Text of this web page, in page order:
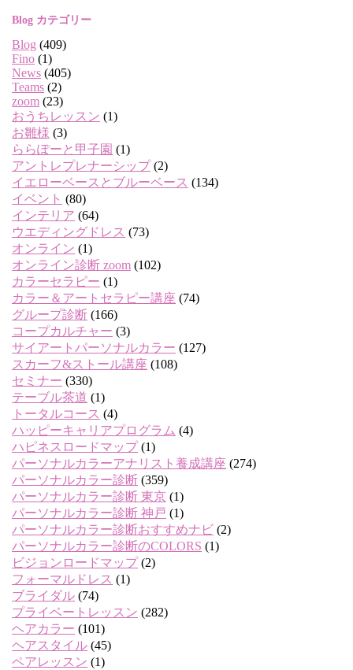
Blog カテゴリー
Blog (409)
Fino (1)
News (405)
Teams (2)
zoom (23)
おうちレッスン (1)
お雛様 (3)
ららぽーと甲子園 (1)
アントレプレナーシップ(2)
イエローベースとブルーベース (134)
イベント (80)
インテリア (64)
ウエディングドレス (73)
オンライン (1)
オンライン診断 zoom (102)
カラーセラピー (1)
カラー＆アートセラピー講座 (74)
グループ診断 (166)
コープカルチャー (3)
サイアートパーソナルカラー (127)
スカーフ&ストール講座 (108)
セミナー (330)
テーブル茶道 (1)
トータルコース (4)
ハッピーキャリアプログラム (4)
ハピネスロードマップ(1)
パーソナルカラーアナリスト養成講座 (274)
パーソナルカラー診断 (359)
パーソナルカラー診断 東京 (1)
パーソナルカラー診断 神戸 (1)
パーソナルカラー診断おすすめナビ (2)
パーソナルカラー診断のCOLORS (1)
ビジョンロードマップ(2)
フォーマルドレス (1)
ブライダル (74)
プライベートレッスン (282)
ヘアカラー (101)
ヘアスタイル (45)
ペアレッスン (1)